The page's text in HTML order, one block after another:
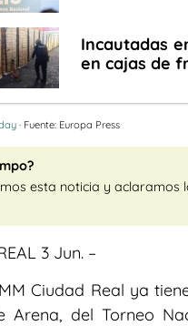
Incautadas
en cajas de
· Fuente: Europa Press
esta noticia y aclaramos
3 Jun. –
Ciudad Real ya
Arena, del Torneo